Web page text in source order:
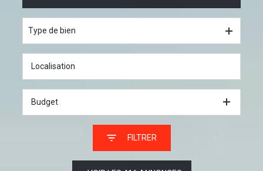
De l'immo pro
Type de bien
Budget
FILTRER